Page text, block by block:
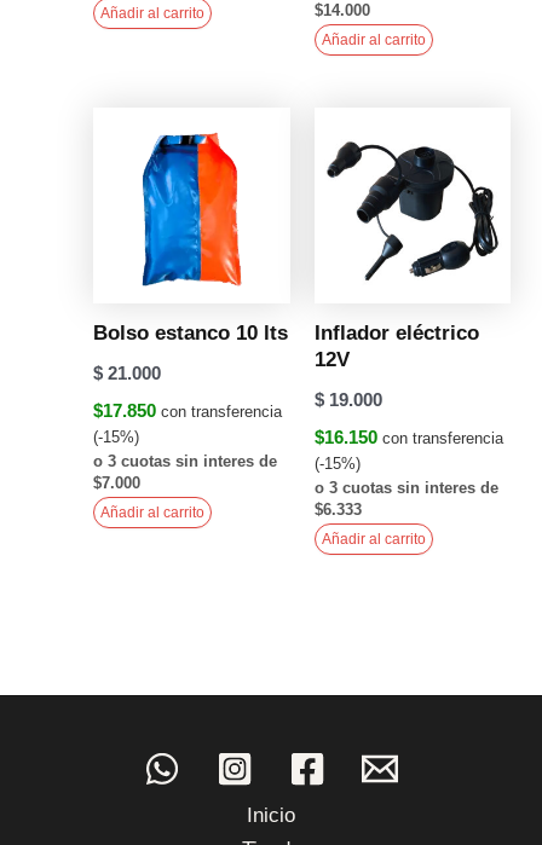
Añadir al carrito
$14.000
Añadir al carrito
Bolso estanco 10 lts
$ 21.000
$17.850con transferencia
(-15%)
o 3 cuotas sin interes de
$7.000
Añadir al carrito
Inflador eléctrico
12V
$19.000
$16.150 con transferencia
(-15%)
o 3 cuotas sin interes de
$6.333
Añadir al carrito
Inicio